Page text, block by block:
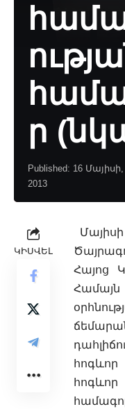
ր
Published: 16 Մայիսի,
2013
ԿԻՍՎԵԼ
Հայոց
Համայն